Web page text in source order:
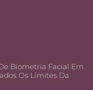
Biometria Facial Em
Os Limites Da